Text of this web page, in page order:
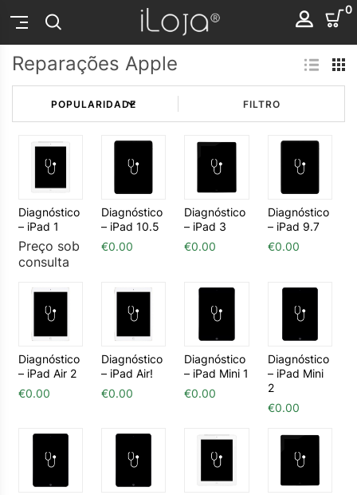
0
Reparações Apple
FILTRO
Diagnóstico
– iPad 1
Preço sob
consulta
Diagnóstico
– iPad 10.5
€0.00
Diagnóstico
– iPad 3
€0.00
Diagnóstico
– iPad 9.7
€0.00
Diagnóstico
– iPad Air 2
€0.00
Diagnóstico
– iPad Air!
€0.00
Diagnóstico
– iPad Mini 1
€0.00
Diagnóstico
– iPad Mini
2
€0.00